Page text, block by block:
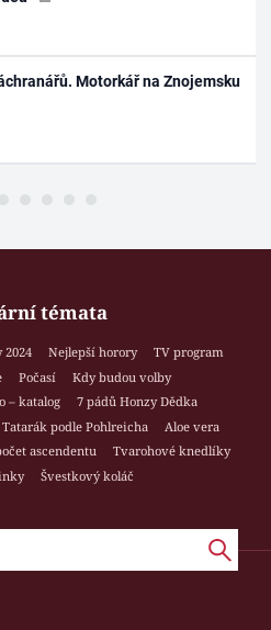
Motorkář na Znojemsku
témata
Nejlepší horory
TV program
Počasí
Kdy budou volby
– katalog
7 pádů Honzy Dědka
Tatarák podle Pohlreicha
Aloe vera
ascendentu
Tvarohové knedlíky
Švestkový koláč